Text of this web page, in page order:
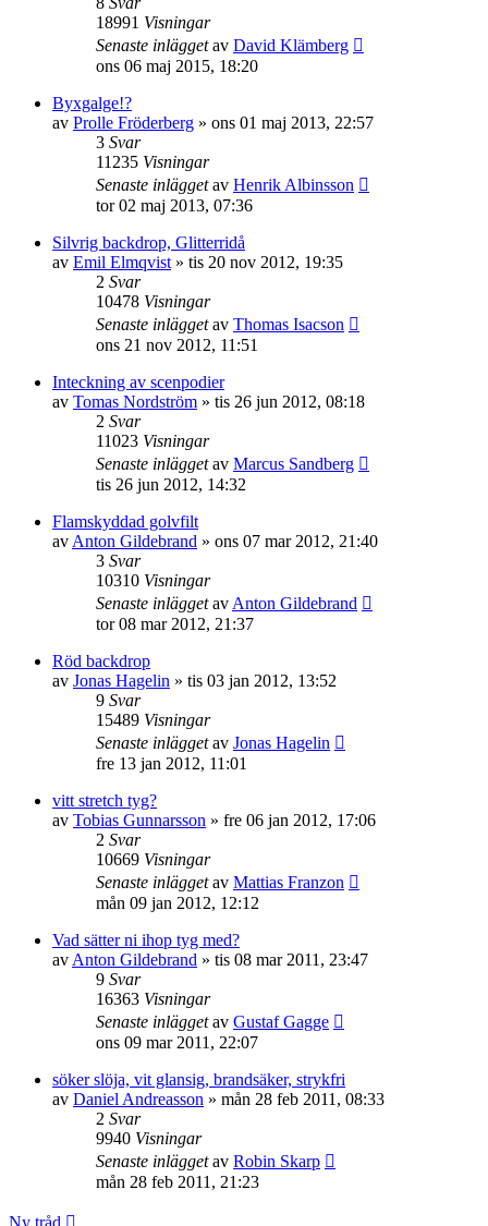
18991 Visningar
Senaste inläggetav David Klämberg
ons 06 maj 2015, 18:20
Byxgalge!?
av Prolle Fröderberg » ons 01 maj 2013, 22:57
3 Svar
11235 Visningar
Senaste inläggetav Henrik Albinsson
tor 02 maj 2013, 07:36
Silvrig backdrop, Glitterridå
av Emil Elmqvist » tis 20 nov 2012, 19:35
2 Svar
10478 Visningar
Senaste inläggetav Thomas Isacson
ons 21 nov 2012, 11:51
Inteckning av scenpodier
av Tomas Nordström » tis 26 jun 2012, 08:18
2 Svar
11023 Visningar
Senaste inläggetav Marcus Sandberg
tis 26 jun 2012, 14:32
Flamskyddad golvfilt
av Anton Gildebrand » ons 07 mar 2012, 21:40
3 Svar
10310 Visningar
Senaste inläggetav Anton Gildebrand
tor 08 mar 2012, 21:37
Röd backdrop
av Jonas Hagelin » tis 03 jan 2012, 13:52
9 Svar
15489 Visningar
Senaste inläggetav Jonas Hagelin
fre 13 jan 2012, 11:01
vitt stretch tyg?
av Tobias Gunnarsson » fre 06 jan 2012, 17:06
2 Svar
10669 Visningar
Senaste inläggetav Mattias Franzon
mån 09 jan 2012, 12:12
Vad sätter ni ihop tyg med?
av Anton Gildebrand » tis 08 mar 2011, 23:47
9 Svar
16363 Visningar
Senaste inläggetav Gustaf Gagge
ons 09 mar 2011, 22:07
söker slöja, vit glansig, brandsäker, strykfri
av Daniel Andreasson » mån 28 feb 2011, 08:33
2 Svar
9940 Visningar
Senaste inläggetav Robin Skarp
mån 28 feb 2011, 21:23
Ny tråd